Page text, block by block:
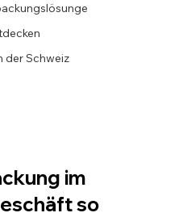
der Schweiz
im
so